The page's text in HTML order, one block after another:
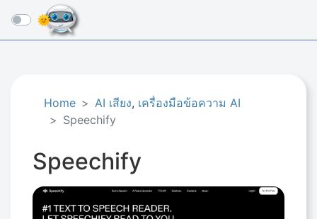
☰
Home AI เสียง, เครื่องมือข้อความ AI
Speechify
Speechify